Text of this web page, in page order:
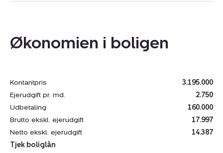
herlige terrassemiljøer.
Indrettet med entré, 3 gode værelser, nyere køkken i
delvis åben forbindelse med hyggelig opholdsstue,
delvis overdækket.
Haven er dejlig afskærmet, nemt at passe og med god
plads til diverse aktiviteter.
Kom og se dette skønne sommerhus på Solvang 2 i
Rågeleje - kontakt Nybolig Rågeleje på 4731 1900
eller 3210@nybolig.dk
Økonomien i boligen
Kontantpris
3.195.000
Ejerudgift pr. md.
2.750
Udbetaling
160.000
Brutto ekskl. ejerudgift
17.997
Netto ekskl. ejerudgift
14.387
Tjek boliglån